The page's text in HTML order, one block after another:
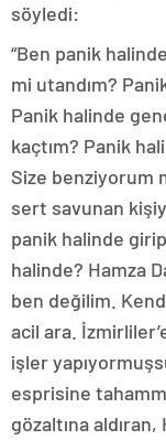
söyledi:
“Ben panik
mi utandım?
Panik halinde
kaçtım? Panik
Size benziyorum
sert savunan
panik halinde
halinde? Hamza
ben değilim.
acil ara.
işler
esprisine
gözaltına